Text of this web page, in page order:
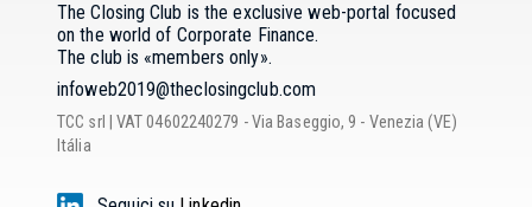
The Closing Club is the exclusive web-portal focused
on the world of Corporate Finance.
The club is «members only».
TCC srl | VAT 04602240279 - Via Baseggio, 9 - Venezia (VE)
Itália